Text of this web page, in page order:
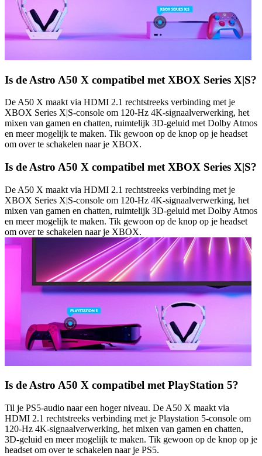
Is de Astro A50 X compatibel met XBOX Series X|S?
De A50 X maakt via HDMI 2.1 rechtstreeks verbinding met je
XBOX Series X|S-console om 120-Hz 4K-signaalverwerking, het
mixen van gamen en chatten, ruimtelijk 3D-geluid met Dolby Atmos
en meer mogelijk te maken. Tik gewoon op de knop op je headset
om over te schakelen naar je XBOX.
Is de Astro A50 X compatibel met XBOX Series X|S?
De A50 X maakt via HDMI 2.1 rechtstreeks verbinding met je
XBOX Series X|S-console om 120-Hz 4K-signaalverwerking, het
mixen van gamen en chatten, ruimtelijk 3D-geluid met Dolby Atmos
en meer mogelijk te maken. Tik gewoon op de knop op je headset
om over te schakelen naar je XBOX.
Is de Astro A50 X compatibel met PlayStation 5?
Til je PS5-audio naar een hoger niveau. De A50 X maakt via
HDMI 2.1 rechtstreeks verbinding met je Playstation 5-console om
120-Hz 4K-signaalverwerking, het mixen van gamen en chatten,
3D-geluid en meer mogelijk te maken. Tik gewoon op de knop op je
headset om over te schakelen naar je PS5.